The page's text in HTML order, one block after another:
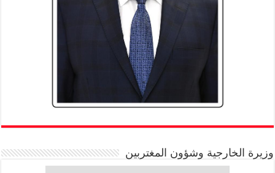
وزيرة الخارجية وشؤون المغتربين